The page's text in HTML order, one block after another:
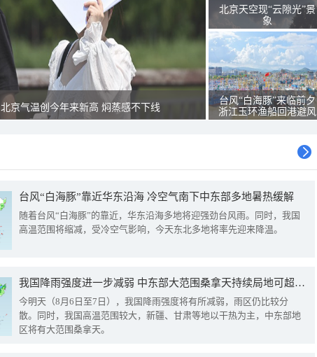
北京气温创今年来新高 焖蒸感不下线
北京天空现“云隙光”景
象
台风“白海豚”来临前夕
浙江玉环渔船回港避风
台风“白海豚”靠近华东沿海 冷空气南下中东部多地暑热缓解
随着台风“白海豚”的靠近，华东沿海多地将迎强劲台风雨。同时，我国
高温范围将缩减，受冷空气影响，今天东北多地将率先迎来降温。
我国降雨强度进一步减弱 中东部大范围桑拿天持续局地可超38℃
今明天（8月6日至7日），我国降雨强度将有所减弱，雨区仍比较分
散。同时，我国高温范围较大，新疆、甘肃等地以干热为主，中东部地
区将有大范围桑拿天。